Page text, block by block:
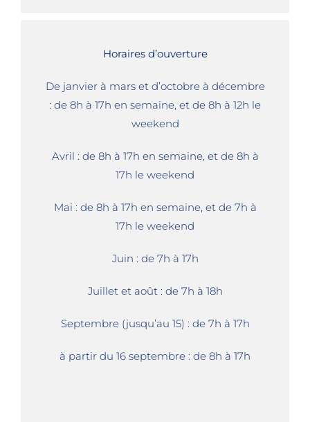
Horaires d’ouverture
De janvier à mars et d’octobre à décembre
: de 8h à 17h en semaine, et de 8h à 12h le
weekend
Avril : de 8h à 17h en semaine, et de 8h à
17h le weekend
Mai : de 8h à 17h en semaine, et de 7h à
17h le weekend
Juin : de 7h à 17h
Juillet et août : de 7h à 18h
Septembre (jusqu’au 15) : de 7h à 17h
à partir du 16 septembre : de 8h à 17h